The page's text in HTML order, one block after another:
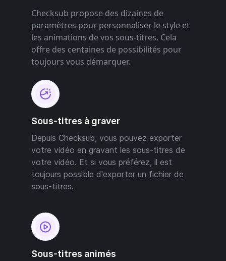
Checksub propose des dizaines de
paramètres pour personnaliser le style et
les animations de vos sous-titres. Cela
offre des centaines de possibilités pour
toujours vous démarquer.
Sous-titres à graver
Depuis Checksub, vous pouvez exporter
votre vidéo en gravant les sous-titres de
votre vidéo. Et si vous préférez, il est
toujours possible d'exporter un fichier de
sous-titres.
Sous-titres animés